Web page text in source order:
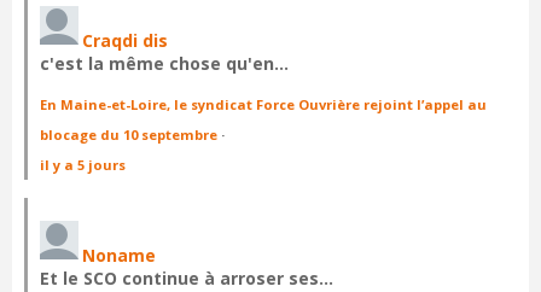
Craqdi dis
c'est la même chose qu'en…
En Maine-et-Loire, le syndicat Force Ouvrière rejoint l’appel au
blocage du 10 septembre ·
il y a 5 jours
Noname
Et le SCO continue à arroser ses…